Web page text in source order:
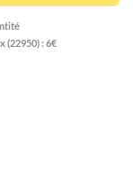
(22950) : 6€